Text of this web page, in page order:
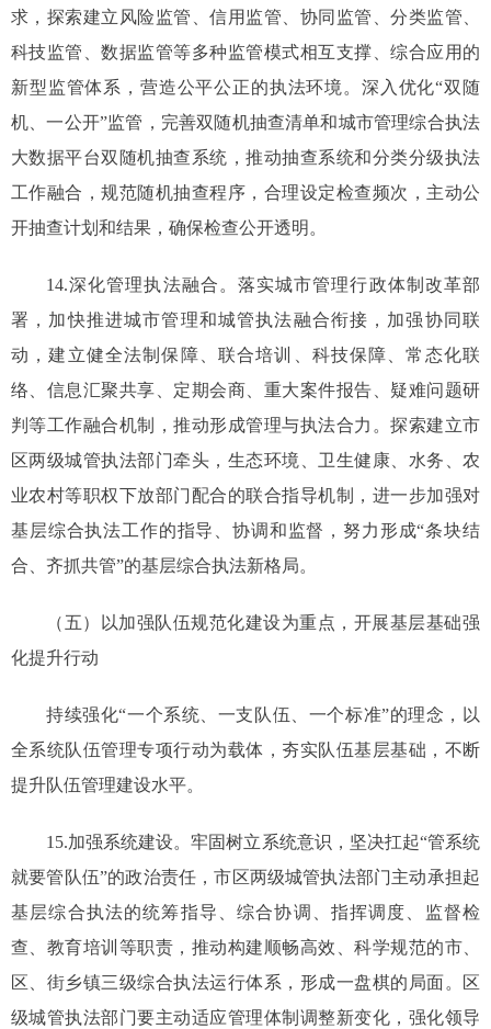
求，探索建立风险监管、信用监管、协同监管、分类监管、
科技监管、数据监管等多种监管模式相互支撑、综合应用的
新型监管体系，营造公平公正的执法环境。深入优化“双随
机、一公开”监管，完善双随机抽查清单和城市管理综合执法
大数据平台双随机抽查系统，推动抽查系统和分类分级执法
工作融合，规范随机抽查程序，合理设定检查频次，主动公
开抽查计划和结果，确保检查公开透明。
14.深化管理执法融合。落实城市管理行政体制改革部
署，加快推进城市管理和城管执法融合衔接，加强协同联
动，建立健全法制保障、联合培训、科技保障、常态化联
络、信息汇聚共享、定期会商、重大案件报告、疑难问题研
判等工作融合机制，推动形成管理与执法合力。探索建立市
区两级城管执法部门牵头，生态环境、卫生健康、水务、农
业农村等职权下放部门配合的联合指导机制，进一步加强对
基层综合执法工作的指导、协调和监督，努力形成“条块结
合、齐抓共管”的基层综合执法新格局。
（五）以加强队伍规范化建设为重点，开展基层基础强
化提升行动
持续强化“一个系统、一支队伍、一个标准”的理念，以
全系统队伍管理专项行动为载体，夯实队伍基层基础，不断
提升队伍管理建设水平。
15.加强系统建设。牢固树立系统意识，坚决扛起“管系统
就要管队伍”的政治责任，市区两级城管执法部门主动承担起
基层综合执法的统筹指导、综合协调、指挥调度、监督检
查、教育培训等职责，推动构建顺畅高效、科学规范的市、
区、街乡镇三级综合执法运行体系，形成一盘棋的局面。区
级城管执法部门要主动适应管理体制调整新变化，强化领导